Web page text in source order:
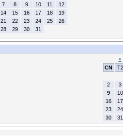
7 8 9 10 11
12
14 15 16 17 18
19
21 22 23 24 25
26
28 29 30 31
«
CN
T2
2
3
9
10
16
17
23
24
30
31